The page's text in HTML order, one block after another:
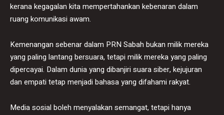
kerana kegagalan kita mempertahankan kebenaran dalam
ruang komunikasi awam.
Kemenangan sebenar dalam PRN Sabah bukan milik mereka
yang paling lantang bersuara, tetapi milik mereka yang paling
dipercayai. Dalam dunia yang dibanjiri suara siber, kejujuran
dan empati tetap menjadi bahasa yang difahami rakyat.
Media sosial boleh menyalakan semangat, tetapi hanya